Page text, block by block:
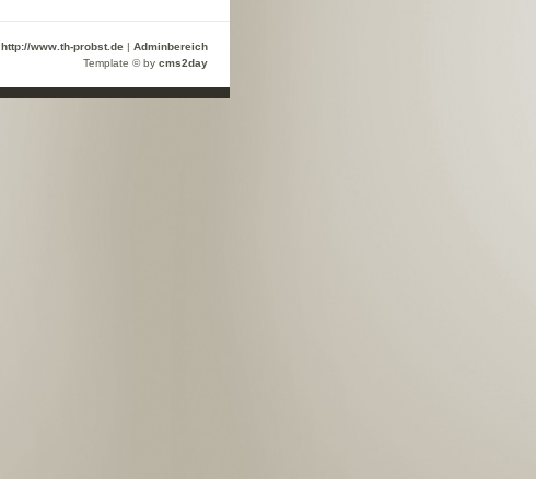
http://www.th-probst.de| Adminbereich
Template © by cms2day